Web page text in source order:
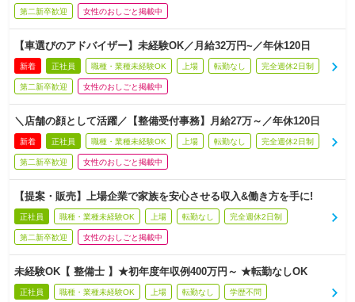
第二新卒歓迎 女性のおしごと掲載中
【車選びのアドバイザー】未経験OK／月給32万円~／年休120日
新着 正社員 職種・業種未経験OK 上場 転勤なし 完全週休2日制
第二新卒歓迎 女性のおしごと掲載中
＼店舗の顔として活躍／【整備受付事務】月給27万～／年休120日
新着 正社員 職種・業種未経験OK 上場 転勤なし 完全週休2日制
第二新卒歓迎 女性のおしごと掲載中
【提案・販売】上場企業で家族を安心させる収入&働き方を手に!
正社員 職種・業種未経験OK 上場 転勤なし 完全週休2日制
第二新卒歓迎 女性のおしごと掲載中
未経験OK【 整備士 】★初年度年収例400万円～ ★転勤なしOK
正社員 職種・業種未経験OK 上場 転勤なし 学歴不問